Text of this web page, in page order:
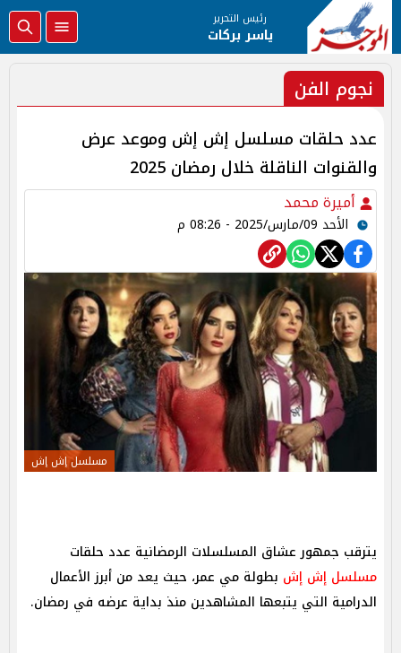
رئيس التحرير
ياسر بركات
نجوم الفن
عدد حلقات مسلسل إش إش وموعد عرض
والقنوات الناقلة خلال رمضان 2025
أميرة محمد
الأحد 09/مارس/2025 - 08:26 م
مسلسل إش إش
يترقب جمهور عشاق المسلسلات الرمضانية عدد حلقات
مسلسل إش إش بطولة مي عمر، حيث يعد من أبرز الأعمال
الدرامية التي يتبعها المشاهدين منذ بداية عرضه في رمضان.